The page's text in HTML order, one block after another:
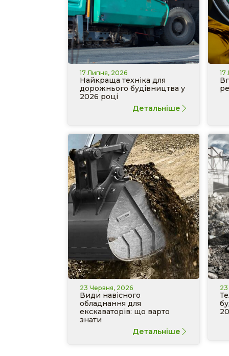
17 Липня, 2026
Найкраща техніка для
дорожнього будівництва у
2026 році
Детальніше
17
23 Червня, 2026
Види навісного
обладнання для
екскаваторів: що варто
знати
Детальніше